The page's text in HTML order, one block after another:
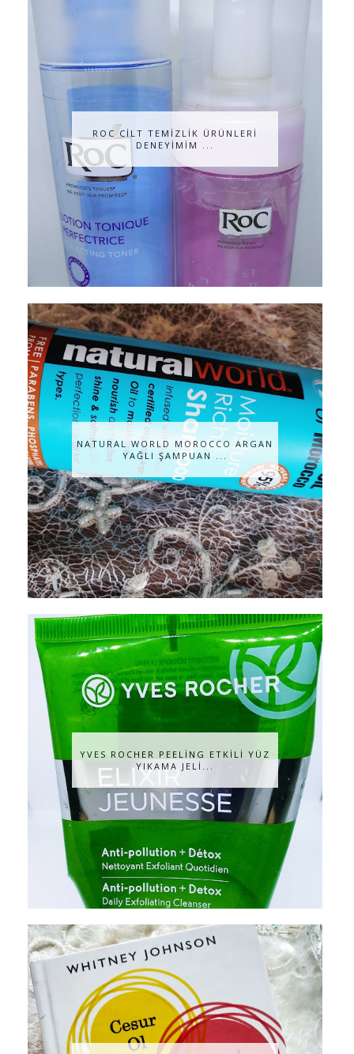
ROC CİLT TEMİZLİK ÜRÜNLERİ
DENEYİMİM ...
NATURAL WORLD MOROCCO ARGAN
YAĞLI ŞAMPUAN ...
YVES ROCHER PEELİNG ETKİLİ YÜZ
YIKAMA JELİ...